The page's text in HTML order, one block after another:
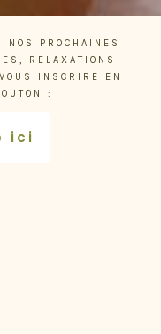
PROCHAINES
RELAXATIONS
INSCRIRE EN
:
ici